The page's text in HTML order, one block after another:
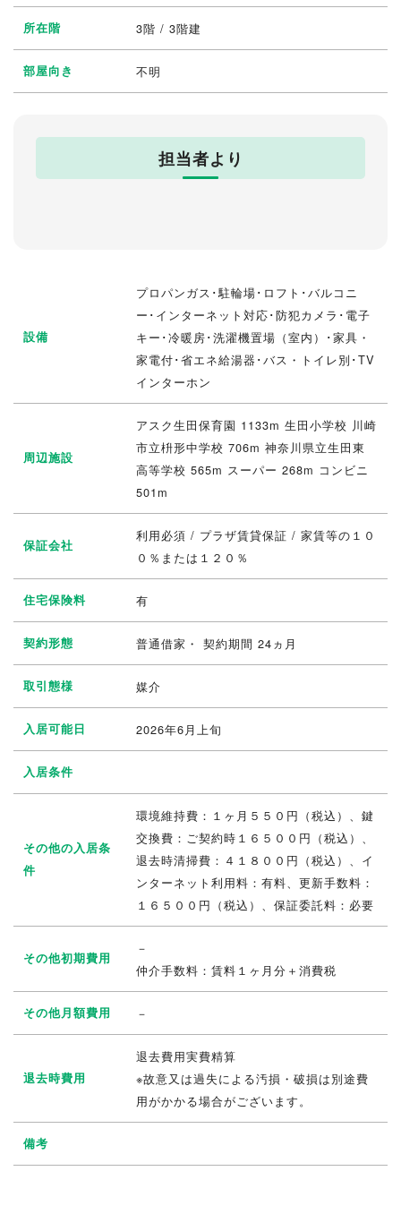
所在階 3階 / 3階建
部屋向き 不明
担当者より
設備
プロパンガス･駐輪場･ロフト･バルコニ
ー･インターネット対応･防犯カメラ･電子
キー･冷暖房･洗濯機置場（室内）･家具・
家電付･省エネ給湯器･バス・トイレ別･TV
インターホン
周辺施設
アスク生田保育園 1133m 生田小学校 川崎
市立枡形中学校 706m 神奈川県立生田東
高等学校 565m スーパー 268m コンビニ
501m
保証会社
利用必須 / プラザ賃貸保証 / 家賃等の１０
０％または１２０％
住宅保険料 有
契約形態 普通借家・ 契約期間 24ヵ月
取引態様 媒介
入居可能日 2026年6月上旬
入居条件
その他の入居条
件
環境維持費：１ヶ月５５０円（税込）、鍵
交換費：ご契約時１６５００円（税込）、
退去時清掃費：４１８００円（税込）、イ
ンターネット利用料：有料、更新手数料：
１６５００円（税込）、保証委託料：必要
その他初期費用
－
仲介手数料：賃料１ヶ月分＋消費税
その他月額費用 －
退去時費用
退去費用実費精算
※故意又は過失による汚損・破損は別途費
用がかかる場合がございます。
備考